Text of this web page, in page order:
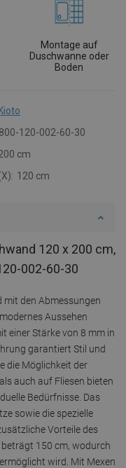
Montage auf
Duschwanne oder
Boden
Kioto
800-120-002-60-30
cm
120 cm
120 x 200 cm,
002-60-30
mit den Abmessungen
Aussehen
einer Stärke von 8 mm in
garantiert Stil und
die Möglichkeit der
auch auf Fliesen bieten
Bedürfnisse. Das
sowie die spezielle
Vorteile des
150 cm, wodurch
wird. Mit Mexen